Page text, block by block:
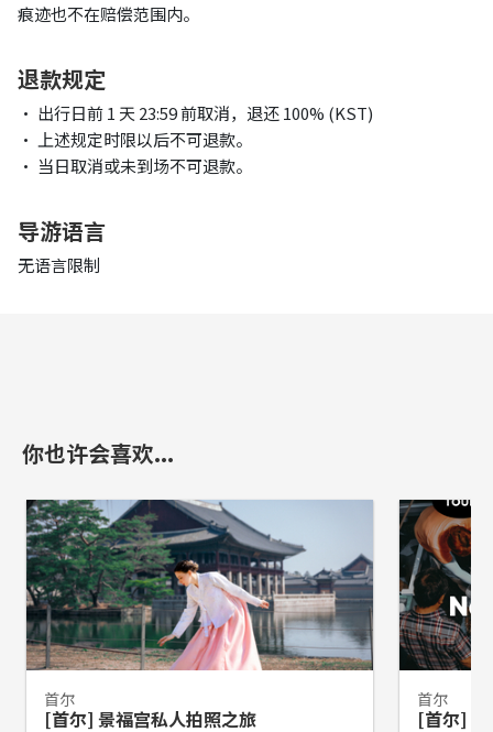
痕迹也不在赔偿范围内。
退款规定
• 出行日前 1 天 23:59 前取消，退还 100% (KST)
• 上述规定时限以后不可退款。
• 当日取消或未到场不可退款。
导游语言
无语言限制
你也许会喜欢...
首尔
[首尔] 景福宫私人拍照之旅
首尔
[首尔]